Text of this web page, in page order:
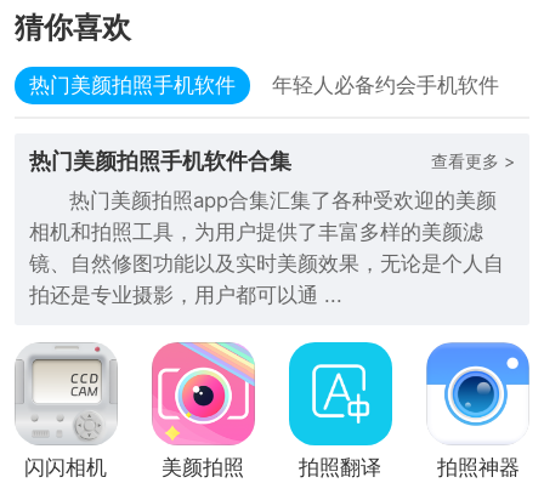
猜你喜欢
热门美颜拍照手机软件 年轻人必备约会手机软件
热门美颜拍照手机软件合集 查看更多 >
热门美颜拍照app合集汇集了各种受欢迎的美颜
相机和拍照工具，为用户提供了丰富多样的美颜滤
镜、自然修图功能以及实时美颜效果，无论是个人自
拍还是专业摄影，用户都可以通 ...
闪闪相机
美颜拍照
拍照翻译 拍照神器